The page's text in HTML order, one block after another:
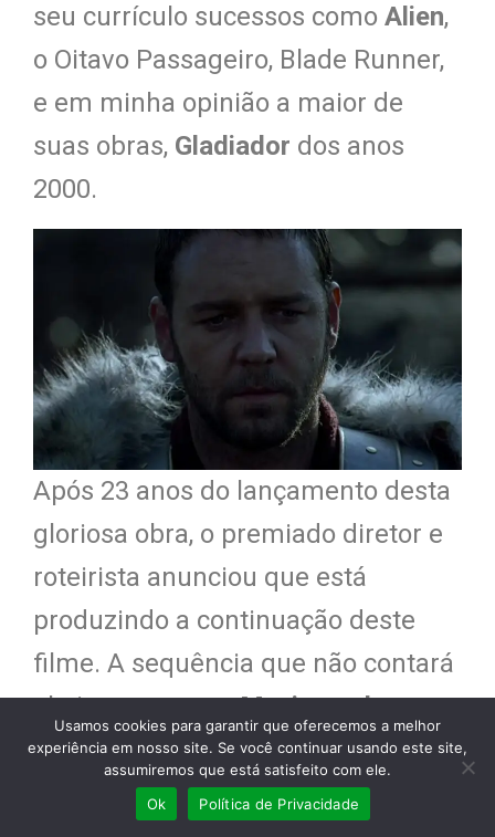
seu currículo sucessos como Alien,
o Oitavo Passageiro, Blade Runner,
e em minha opinião a maior de
suas obras, Gladiador dos anos
2000.
Após 23 anos do lançamento desta
gloriosa obra, o premiado diretor e
roteirista anunciou que está
produzindo a continuação deste
filme. A sequência que não contará
obviamente comMaximus de
Russell Crowe, que concretizou sua
vingança, e faleceu na última
Usamos cookies para garantir que oferecemos a melhor
experiência em nosso site. Se você continuar usando este site,
assumiremos que está satisfeito com ele.
Ok
Política de Privacidade